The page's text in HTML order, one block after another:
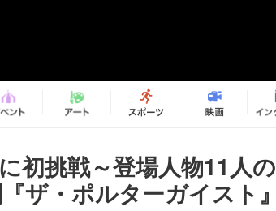
初挑戦～登場人物11人
ザ・ポルターガイスト』